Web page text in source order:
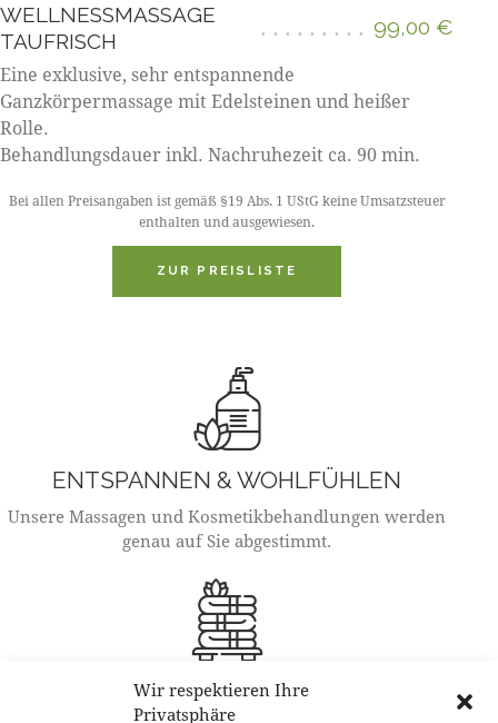
Wir respektieren Ihre
Privatsphäre
WELLNESSMASSAGE
TAUFRISCH
99,00 €
Eine exklusive, sehr entspannende
Ganzkörpermassage mit Edelsteinen und heißer
Rolle.
Behandlungsdauer inkl. Nachruhezeit ca. 90 min.
Bei allen Preisangaben ist gemäß §19 Abs. 1 UStG keine Umsatzsteuer
enthalten und ausgewiesen.
ZUR PREISLISTE
ENTSPANNEN & WOHLFÜHLEN
Unsere Massagen und Kosmetikbehandlungen werden
genau auf Sie abgestimmt.
ÖFFNUNGSZEITEN